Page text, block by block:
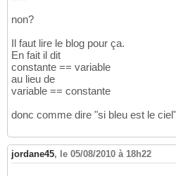
non?
Il faut lire le blog pour ça.
En fait il dit
constante == variable
au lieu de
variable == constante
donc comme dire "si bleu est le
jordane45, le 05/08/2010 à 18h22